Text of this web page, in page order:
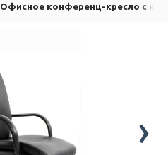
Офисное конференц-кресло с
›